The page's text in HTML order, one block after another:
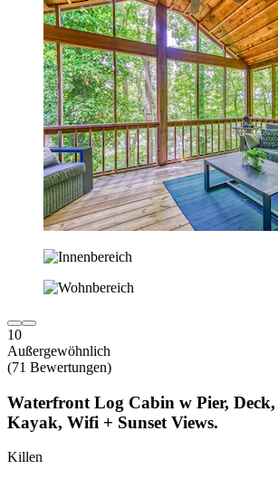
10
Außergewöhnlich
(71 Bewertungen)
Waterfront Log Cabin w Pier,
Kayak, Wifi + Sunset Views.
Killen